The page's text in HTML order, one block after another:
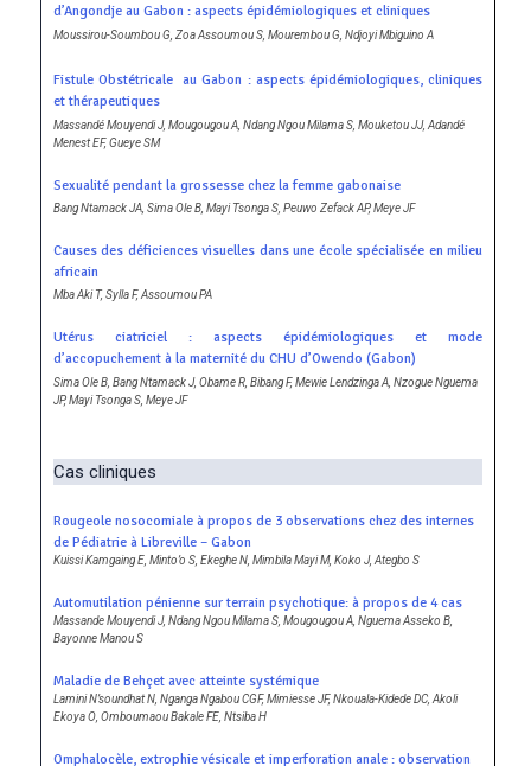
d’Angondje au Gabon : aspects épidémiologiques et cliniques
Moussirou-Soumbou G, Zoa Assoumou S, Mourembou G, Ndjoyi Mbiguino A
Fistule Obstétricale au Gabon : aspects épidémiologiques, cliniques
et thérapeutiques
Massandé Mouyendi J, Mougougou A, Ndang Ngou Milama S, Mouketou JJ, Adandé
Menest EF, Gueye SM
Sexualité pendant la grossesse chez la femme gabonaise
Bang Ntamack JA, Sima Ole B, Mayi Tsonga S, Peuwo Zefack AP, Meye JF
Causes des déficiences visuelles dans une école spécialisée en milieu
africain
Mba Aki T, Sylla F, Assoumou PA
Utérus ciatriciel : aspects épidémiologiques et mode
d’accopuchement à la maternité du CHU d’Owendo (Gabon)
Sima Ole B, Bang Ntamack J, Obame R, Bibang F, Mewie Lendzinga A, Nzogue Nguema
JP, Mayi Tsonga S, Meye JF
Cas cliniques
Rougeole nosocomiale à propos de 3 observations chez des internes
de Pédiatrie à Libreville – Gabon
Kuissi Kamgaing E, Minto’o S, Ekeghe N, Mimbila Mayi M, Koko J, Ategbo S
Automutilation pénienne sur terrain psychotique: à propos de 4 cas
Massande Mouyendi J, Ndang Ngou Milama S, Mougougou A, Nguema Asseko B,
Bayonne Manou S
Maladie de Behçet avec atteinte systémique
Lamini N’soundhat N, Nganga Ngabou CGF, Mimiesse JF, Nkouala-Kidede DC, Akoli
Ekoya O, Omboumaou Bakale FE, Ntsiba H
Omphalocèle, extrophie vésicale et imperforation anale : observation